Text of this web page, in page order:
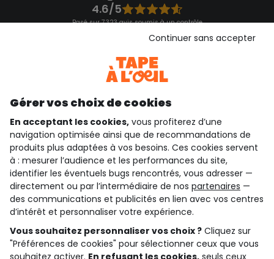
4.6/5
Basé sur 7 323 avis soumis à un contrôle
Consulter les CGU
qui sommes-nous ?
besoin d'aide ?
le club fidélité
notre catalogue
Gérer vos choix de cookies
En acceptant les cookies, vous profiterez d’une
navigation optimisée ainsi que de recommandations de
produits plus adaptées à vos besoins. Ces cookies servent
à : mesurer l’audience et les performances du site,
identifier les éventuels bugs rencontrés, vous adresser —
directement ou par l’intermédiaire de nos partenaires —
des communications et publicités en lien avec vos centres
d’intérêt et personnaliser votre expérience.
Vous souhaitez personnaliser vos choix ? Cliquez sur
"Préférences de cookies" pour sélectionner ceux que vous
souhaitez activer. En refusant les cookies, seuls ceux
Continuer sans accepter